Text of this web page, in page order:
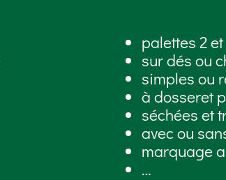
palettes 2
sur dés ou
simples ou
à dosseret
séchées et
avec ou
marquage
…